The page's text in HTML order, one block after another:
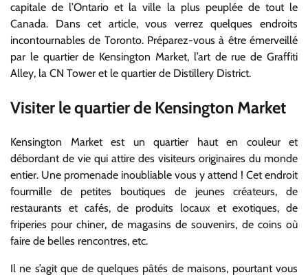
capitale de l’Ontario et la ville la plus peuplée de tout le
Canada. Dans cet article, vous verrez quelques endroits
incontournables de Toronto. Préparez-vous à être émerveillé
par le quartier de Kensington Market, l’art de rue de Graffiti
Alley, la CN Tower et le quartier de Distillery District.
Visiter le quartier de Kensington Market
Kensington Market est un quartier haut en couleur et
débordant de vie qui attire des visiteurs originaires du monde
entier. Une promenade inoubliable vous y attend ! Cet endroit
fourmille de petites boutiques de jeunes créateurs, de
restaurants et cafés, de produits locaux et exotiques, de
friperies pour chiner, de magasins de souvenirs, de coins où
faire de belles rencontres, etc.
Il ne s’agit que de quelques pâtés de maisons, pourtant vous